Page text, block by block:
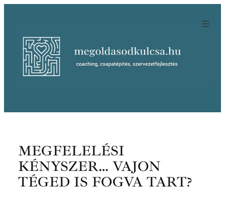
tartalomhoz
MEGFELELÉSI
KÉNYSZER… VAJON
TÉGED IS FOGVA TART?